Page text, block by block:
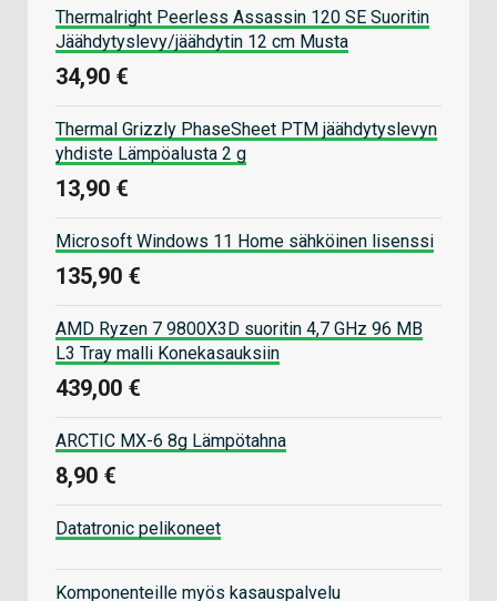
Thermalright Peerless Assassin 120 SE Suoritin
Jäähdytyslevy/jäähdytin 12 cm Musta
34,90 €
Thermal Grizzly PhaseSheet PTM jäähdytyslevyn
yhdiste Lämpöalusta 2 g
13,90 €
Microsoft Windows 11 Home sähköinen lisenssi
135,90 €
AMD Ryzen 7 9800X3D suoritin 4,7 GHz 96 MB
L3 Tray malli Konekasauksiin
439,00 €
ARCTIC MX-6 8g Lämpötahna
8,90 €
Datatronic pelikoneet
Komponenteille myös kasauspalvelu